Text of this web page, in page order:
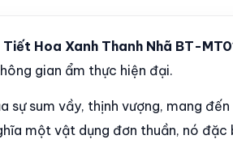
Hoa Xanh Thanh Nhã BT-
gian ẩm thực hiện đại.
sự sum vầy, thịnh vượng, mang
một vật dụng đơn thuần, nó